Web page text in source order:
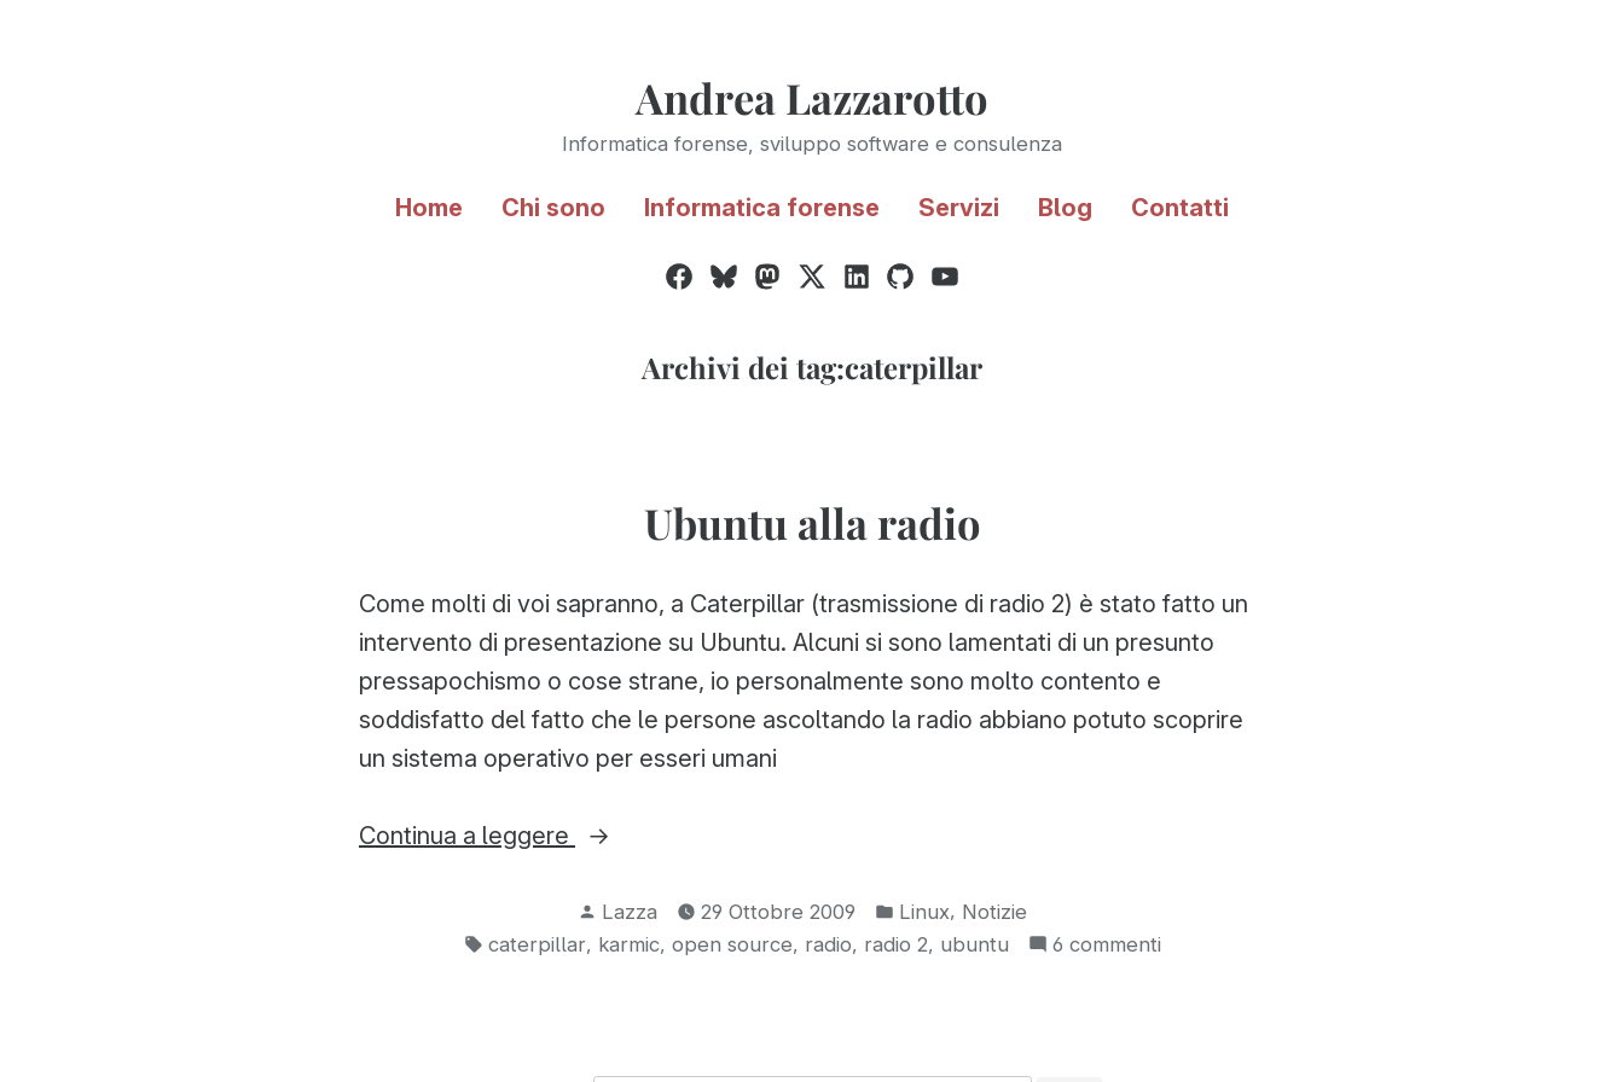
Andrea Lazzarotto
Informatica forense, sviluppo software e consulenza
Home Chi sono Informatica forense Servizi Blog Contatti
Facebook
BlueskyMastodon
TwitterLinkedIn
GitHubYouTube
Archivi dei tag:caterpillar
Ubuntu alla radio
Come molti di voi sapranno, a Caterpillar (trasmissione di radio 2) è stato fatto un
intervento di presentazione su Ubuntu. Alcuni si sono lamentati di un presunto
pressapochismo o cose strane, io personalmente sono molto contento e
soddisfatto del fatto che le persone ascoltando la radio abbiano potuto scoprire
un sistema operativo per esseri umani
Continua a leggere
“Ubuntu
radio”
Pubblicato
da
Lazza 29 Ottobre 2009
Pubblicato
in:
Linux, Notizie
Tag:
caterpillar, karmic, open source radio radio 2 ubuntu 6 commentisu